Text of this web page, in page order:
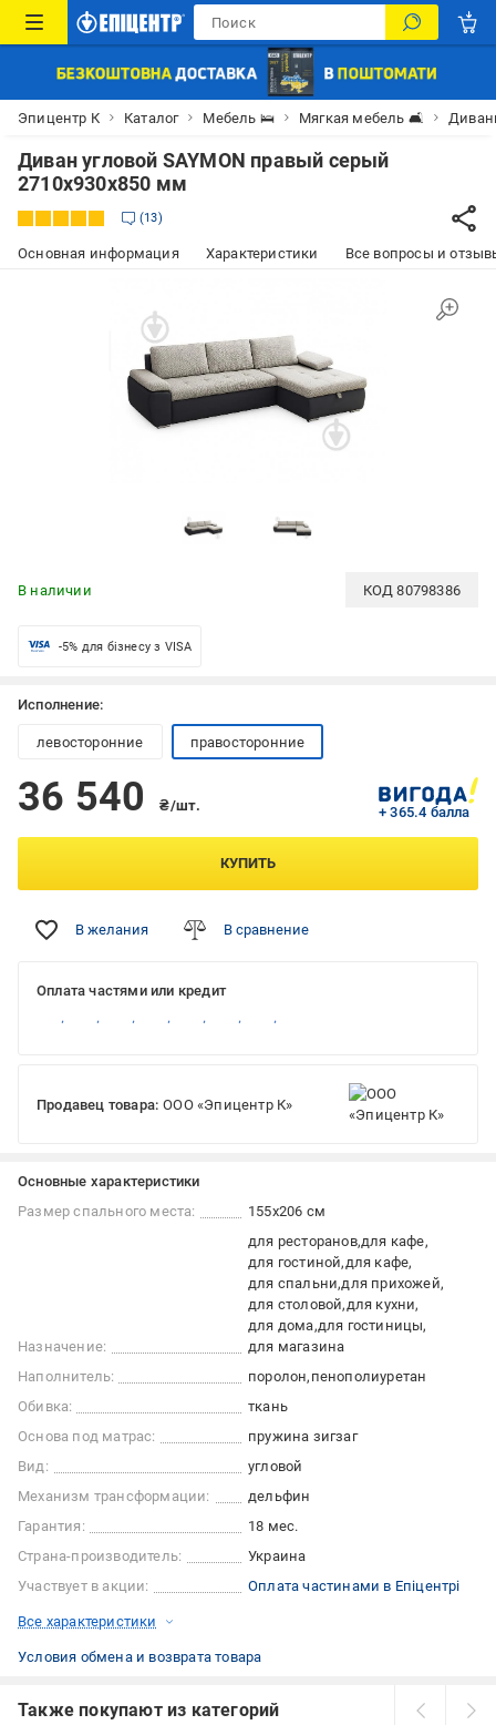
Эпицентр К Каталог Мебель 🛌 Мягкая мебель 🛋
Диван угловой SAYMON правый серый
2710x930x850 мм
13
Основная информация Характеристики Все вопросы и
В наличии КОД80798386
-5% для бізнесу з VISA
Исполнение:
левосторонние правосторонние
36 540 ₴/шт. + 365.4 балла
КУПИТЬ
В желания В сравнение
Оплата частями или кредит
Продавец товара: ООО «Эпицентр К»
Основные характеристики
Размер спального места:
155x206 см
Назначение:
для ресторанов для кафе
для гостиной для кафе
для спальни для прихожей
для столовой для кухни
для дома для гостиницы
для магазина
Наполнитель:
поролон пенополиуретан
Обивка:
ткань
Основа под матрас:
пружина зигзаг
Вид:
угловой
Механизм трансформации:
дельфин
Гарантия:
18 мес.
Страна-производитель:
Украина
Участвует в акции:
Оплата частинами в Епіцентрі
Все характеристики
Условия обмена и возврата товара
Также покупают из категорий